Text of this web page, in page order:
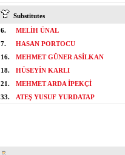
Substitutes
6.
MELİH ÜNAL
7.
HASAN PORTOCU
16.
MEHMET GÜNER ASİLKAN
18.
HÜSEYİN KARLI
21.
MEHMET ARDA İPEKÇİ
33.
ATEŞ YUSUF YURDATAP